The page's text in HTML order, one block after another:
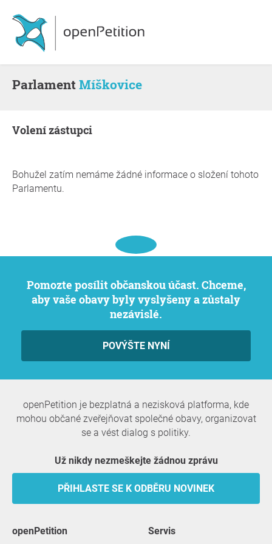
ParlamentMíškovice
volení zástupci
Bohužel zatím nemáme žádné informace o složení tohoto
Parlamentu.
Pomozte posílit občanskou účast. Chceme,
aby vaše obavy byly vyslyšeny a zůstaly
nezávislé.
POVÝŠTE NYNÍ
openPetition je bezplatná a nezisková platforma, kde
mohou občané zveřejňovat společné obavy, organizovat
se a vést dialog s politiky.
Už nikdy nezmeškejte žádnou zprávu
PŘIHLASTE SE K ODBĚRU NOVINEK
openPetition servis